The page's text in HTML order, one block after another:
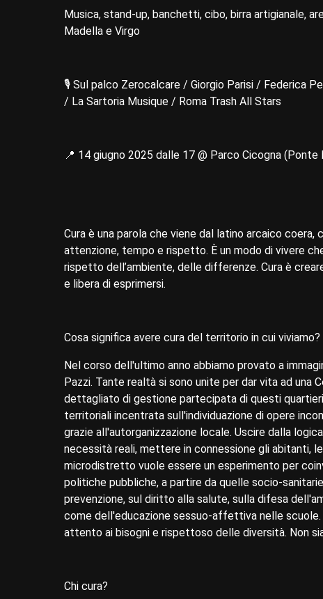
Musica, stand-up, banchetti, cibo, birra artigianale,
Madella e Virgo
🎙️ Sul palco Zerocalcare / Giorgio Parisi / Federica
/ La Sartoria Musique / Roma Trash All Stars
📍 14 giugno 2025 dalle 17 @ Parco Cicogna (Ponte
Cura è una parola che viene dal latino arcaico coera,
attenzione, tempo e rispetto. È un modo di vivere
rispetto dell’ambiente, delle differenze. Cura è
e libera di esprimersi.
Cosa significa avere cura del territorio in cui viviamo?
Nel corso dell'ultimo anno abbiamo provato a
Pazzi. Tante realtà si sono unite per dar vita ad una
dettagliato di gestione partecipata di questi
territoriali incentrata sull'individuazione di opere
grazie all'autorganizzazione locale. Uscire dalla
necessità reali, mettere in connessione gli abitanti,
microdistretto vuole essere un esperimento per
politiche pubbliche, a partire da quelle socio-
prevenzione, sul diritto alla salute, sulla difesa
come dell'educazione sessuo-affettiva nelle
attento ai bisogni e rispettoso delle diversità. Non
Chi cura?